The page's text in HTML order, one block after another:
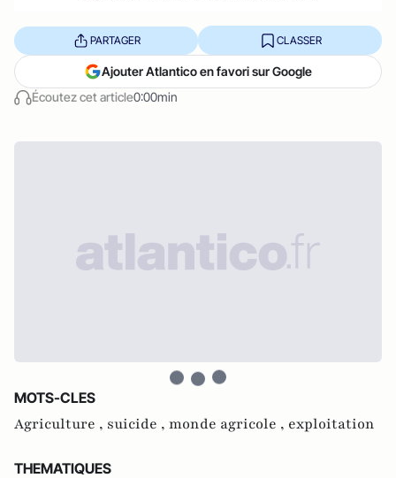
Écoutez cet article0:00min
PARTAGER CLASSER
Ajouter Atlantico en favori sur Google
MOTS-CLES
Agriculture , suicide , monde agricole , exploitation
THEMATIQUES